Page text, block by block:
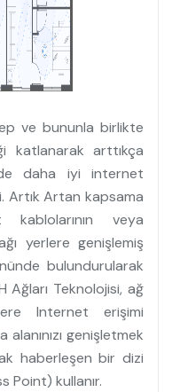
ve bununla birlikte
katlanarak arttıkça
daha iyi internet
Artık Artan kapsama
veya
yerlere genişlemiş
bulundurularak
Ağları Teknolojisi, ağ
Internet erişimi
genişletmek
haberleşen bir dizi
Point) kullanır.